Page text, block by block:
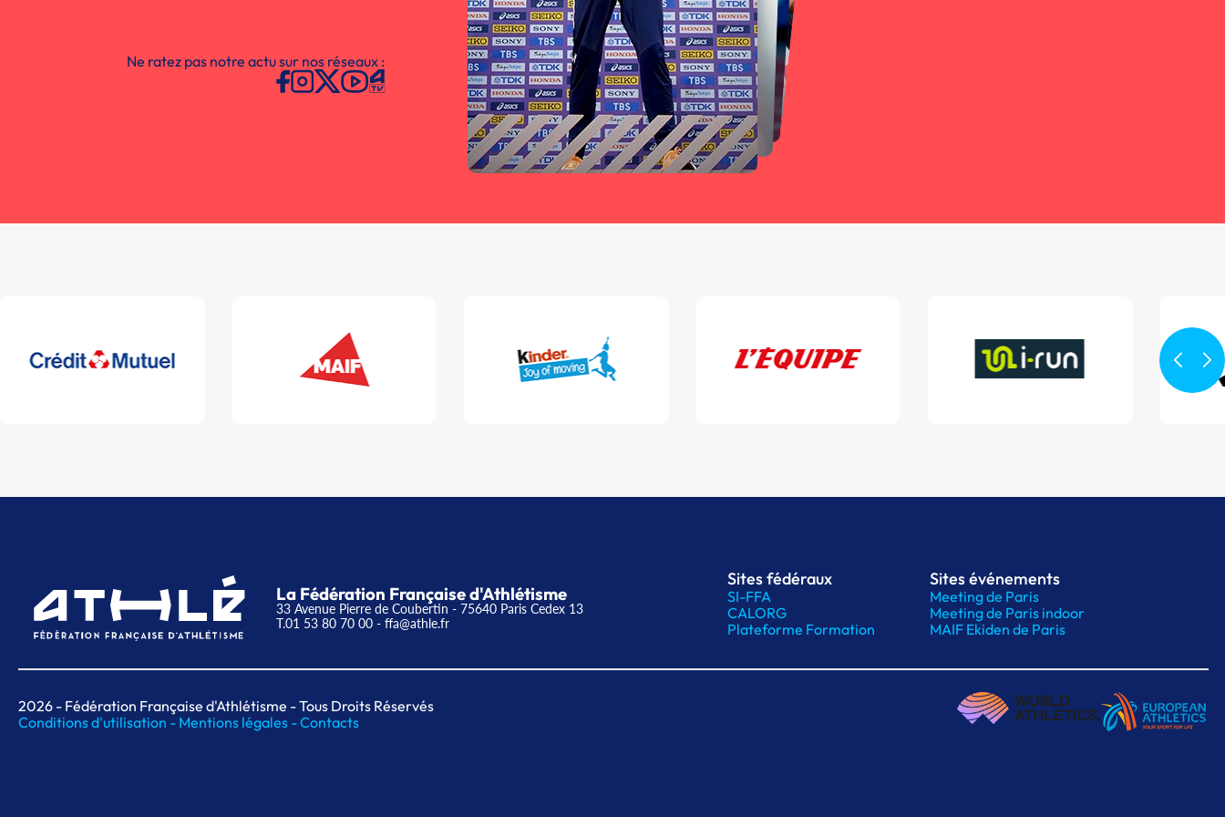
Ne ratez pas notre actu sur nos réseaux :
La Fédération Française d'Athlétisme
33 Avenue Pierre de Coubertin - 75640 Paris Cedex 13
T.01 53 80 70 00 - ffa@athle.fr
Sites fédéraux
SI-FFA
CALORG
Plateforme Formation
Sites événements
Meeting de Paris
Meeting de Paris indoor
MAIF Ekiden de Paris
2026 - Fédération Française d'Athlétisme - Tous Droits Réservés
Conditions d'utilisation - Mentions légales -Contacts